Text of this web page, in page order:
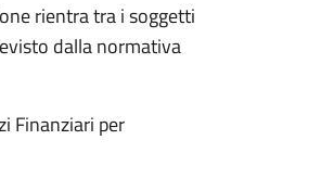
rientra tra i soggetti
dalla normativa
Finanziari per